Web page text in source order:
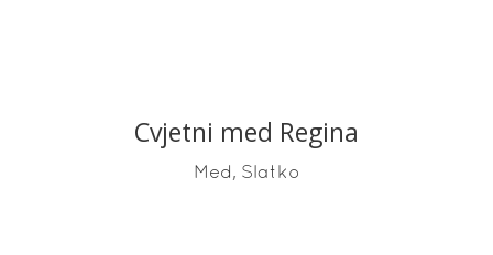
READ MORE
Cvjetni med Regina
Med, Slatko